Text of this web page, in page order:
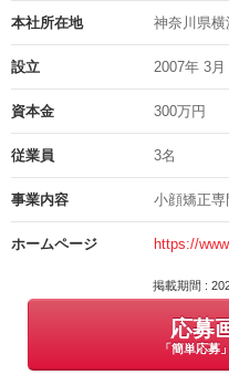
術】を提供しています。
経験豊富なスタッフによるオ
りたい」というお客様の切実な
す。
一緒に「美しい小顔作り」と「
れる仲間を募集しています！
□■努力が形になる高収入の仕
業務委託としての働きやすさ
酬体系が自慢です。
当サロンは技術を安売りしな
※面接日等は考慮しますのでご
応募時にお伝えします
担当の部署や氏名
櫻庭
本社所在地 神奈川県
設立 2007年 3月
資本金 300万円
従業員 3名
事業内容 小顔矯正
ホームページ https://
掲載期間 :
応募
「簡単応募